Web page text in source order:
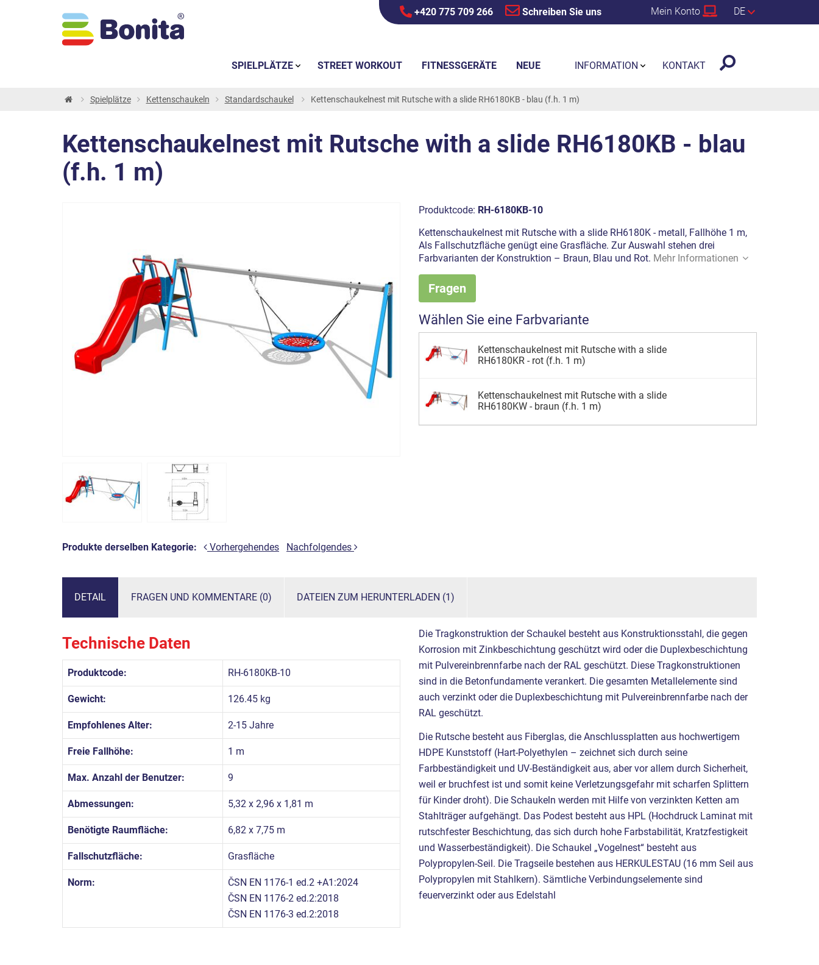
+420 775 709 266 Schreiben Sie uns Mein Konto DE
Spielplätze Kettenschaukeln Standardschaukel Kettenschaukelnest mit Rutsche with a slide RH6180KB - blau (f.h. 1 m)
Kettenschaukelnest mit Rutsche with a slide RH6180KB - blau
(f.h. 1 m)
Produkte derselben Kategorie: Vorhergehendes Nachfolgendes
Produktcode: RH-6180KB-10
Kettenschaukelnest mit Rutsche with a slide RH6180K - metall, Fallhöhe 1 m,
Als Fallschutzfläche genügt eine Grasfläche. Zur Auswahl stehen drei
Farbvarianten der Konstruktion – Braun, Blau und Rot. Mehr Informationen
Fragen
Wählen Sie eine Farbvariante
Kettenschaukelnest mit Rutsche with a slide
RH6180KR - rot (f.h. 1 m)
Kettenschaukelnest mit Rutsche with a slide
RH6180KW - braun (f.h. 1 m)
DETAIL FRAGEN UND KOMMENTARE (0) DATEIEN ZUM HERUNTERLADEN (1)
Technische Daten
Produktcode: RH-6180KB-10
Gewicht: 126.45 kg
Empfohlenes Alter: 2-15 Jahre
Freie Fallhöhe: 1 m
Max. Anzahl der Benutzer: 9
Abmessungen: 5,32 x 2,96 x 1,81 m
Benötigte Raumfläche: 6,82 x 7,75 m
Fallschutzfläche: Grasfläche
Norm:
ČSN EN 1176-1 ed.2 +A1:2024
ČSN EN 1176-2 ed.2:2018
ČSN EN 1176-3 ed.2:2018
Die Tragkonstruktion der Schaukel besteht aus Konstruktionsstahl, die gegen
Korrosion mit Zinkbeschichtung geschützt wird oder die Duplexbeschichtung
mit Pulvereinbrennfarbe nach der RAL geschützt. Diese Tragkonstruktionen
sind in die Betonfundamente verankert. Die gesamten Metallelemente sind
auch verzinkt oder die Duplexbeschichtung mit Pulvereinbrennfarbe nach der
RAL geschützt.
Die Rutsche besteht aus Fiberglas, die Anschlussplatten aus hochwertigem
HDPE Kunststoff (Hart-Polyethylen – zeichnet sich durch seine
Farbbeständigkeit und UV-Beständigkeit aus, aber vor allem durch Sicherheit,
weil er bruchfest ist und somit keine Verletzungsgefahr mit scharfen Splittern
für Kinder droht). Die Schaukeln werden mit Hilfe von verzinkten Ketten am
Stahlträger aufgehängt. Das Podest besteht aus HPL (Hochdruck Laminat mit
rutschfester Beschichtung, das sich durch hohe Farbstabilität, Kratzfestigkeit
und Wasserbeständigkeit). Die Schaukel „Vogelnest“ besteht aus
Polypropylen-Seil. Die Tragseile bestehen aus HERKULESTAU (16 mm Seil aus
Polypropylen mit Stahlkern). Sämtliche Verbindungselemente sind
feuerverzinkt oder aus Edelstahl
SPIELPLÄTZE STREET WORKOUT FITNESSGERÄTE NEUE INFORMATION KONTAKT